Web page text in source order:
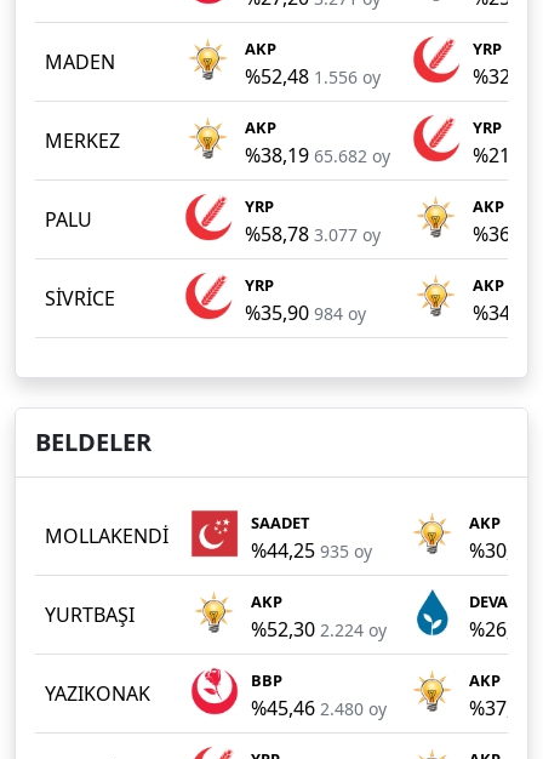
MADEN AKP
%52,48 1.556 oy
YRP
%32,21
MERKEZ AKP
%38,19 65.682 oy
YRP
%21,14
PALU YRP
%58,78 3.077 oy
AKP
%36,83
SİVRİCE YRP
%35,90 984 oy
AKP
%34,00
BELDELER
MOLLAKENDİ SAADET
%44,25 935 oy
AKP
%30,34
YURTBAŞI AKP
%52,30 2.224 oy
DEVA
%26,58
YAZIKONAK BBP
%45,46 2.480 oy
AKP
%37,86